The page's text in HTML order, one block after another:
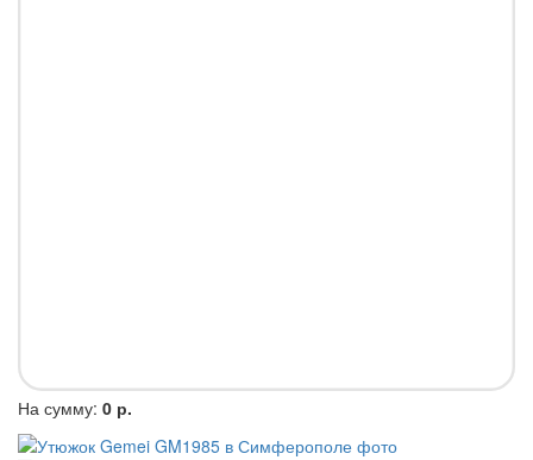
На сумму: 0 р.